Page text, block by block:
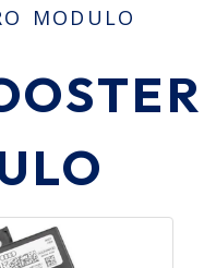
MODULO